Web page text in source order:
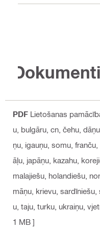
Dokumenti
PDF Lietošanas
u, bulgāru, cn, čehu,
ņu, igauņu, somu,
āļu, japāņu, kazahu,
malajiešu, holandiešu,
māņu, krievu,
u, taju, turku, ukraiņu,
1 MB ]